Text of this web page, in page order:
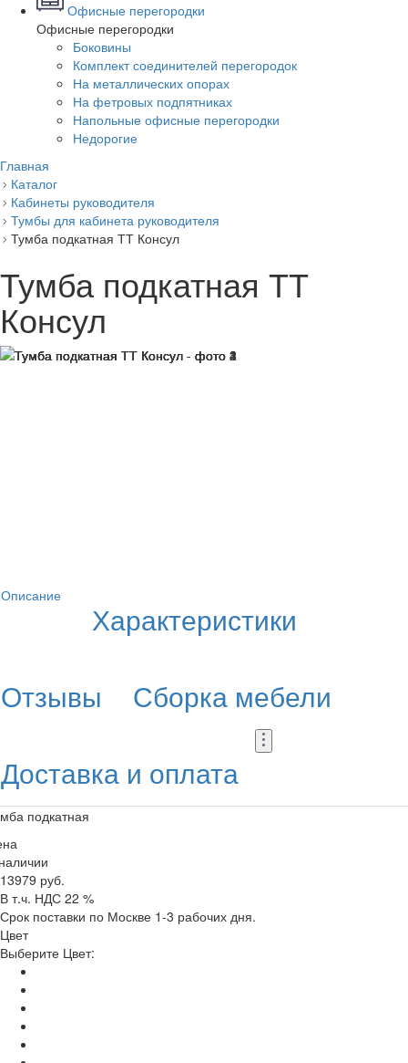
Офисные перегородки
Офисные перегородки
Боковины
Комплект соединителей перегородок
На металлических опорах
На фетровых подпятниках
Напольные офисные перегородки
Недорогие
Главная
Каталог
Кабинеты руководителя
Тумбы для кабинета руководителя
Тумба подкатная ТТ Консул
Тумба подкатная ТТ
Консул
Описание
Характеристики
Отзывы
Сборка мебели
Доставка и оплата
подкатная
13979 руб.
В т.ч. НДС 22 %
Срок поставки по Москве 1-3 рабочих дня.
Цвет
Выберите Цвет: